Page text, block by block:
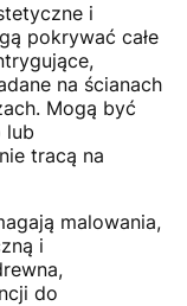
i
pokrywać całe
na ścianach
Mogą być
lub
tracą na
malowania,
i
do